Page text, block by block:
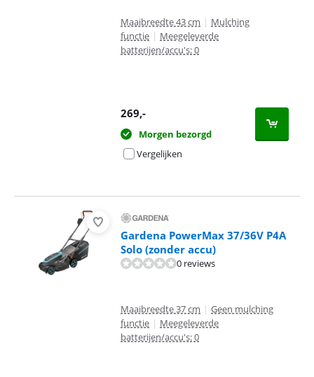
Maaibreedte 43 cm | Mulching
functie | Meegeleverde
batterijen/accu's: 0
269,-
Morgen bezorgd
Vergelijken
Gardena PowerMax 37/36V P4A
Solo (zonder accu)
0 reviews
Maaibreedte 37 cm | Geen mulching
functie | Meegeleverde
batterijen/accu's: 0